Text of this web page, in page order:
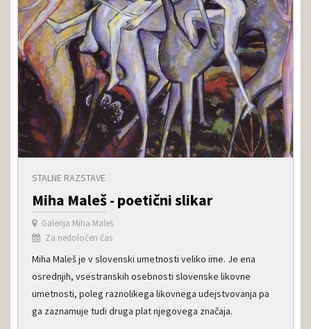
STALNE RAZSTAVE
Miha Maleš - poetični slikar
Galerija Miha Maleš
Za nedoločen čas
Miha Maleš je v slovenski umetnosti veliko ime. Je ena
osrednjih, vsestranskih osebnosti slovenske likovne
umetnosti, poleg raznolikega likovnega udejstvovanja pa
ga zaznamuje tudi druga plat njegovega značaja.